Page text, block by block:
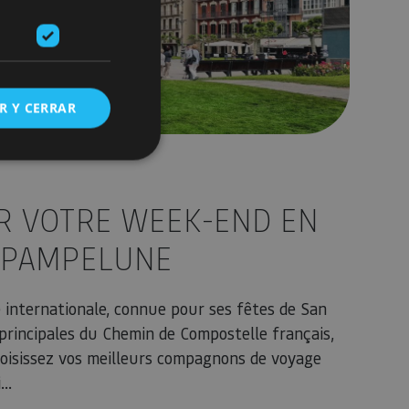
VOTRE WEEK-END EN
connue pour ses fêtes de San
du Chemin de Compostelle français,
vos meilleurs compagnons de voyage
Y CERRAR
de usuario y la
para recordar
de los visitantes.
Script.com